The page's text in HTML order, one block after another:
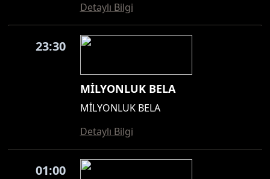
Detaylı Bilgi
23:30
MİLYONLUK BELA
MİLYONLUK BELA
Detaylı Bilgi
01:00